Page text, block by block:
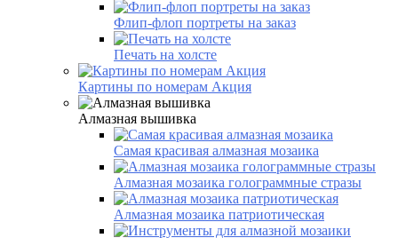
Флип-флоп портреты на заказ
Печать на холсте
Картины по номерам Акция
Алмазная вышивка
Самая красивая алмазная мозаика
Алмазная мозаика голограммные стразы
Алмазная мозаика патриотическая